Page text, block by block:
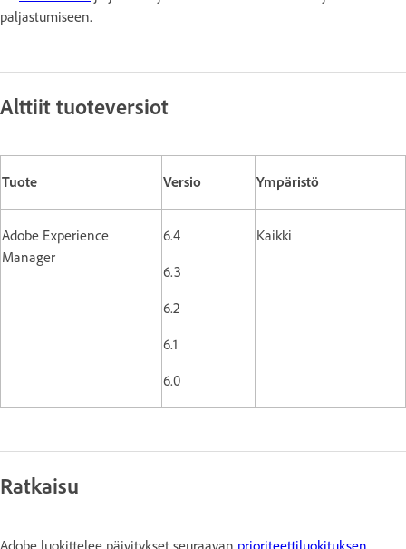
paljastumiseen.
Alttiit tuoteversiot
Tuote Versio Ympäristö
Adobe Experience
Manager
6.4
6.3
6.2
6.1
6.0
Kaikki
Ratkaisu